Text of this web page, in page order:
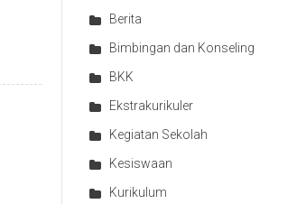
Berita
Bimbingan dan Konseling
BKK
Ekstrakurikuler
Kegiatan Sekolah
Kesiswaan
Kurikulum